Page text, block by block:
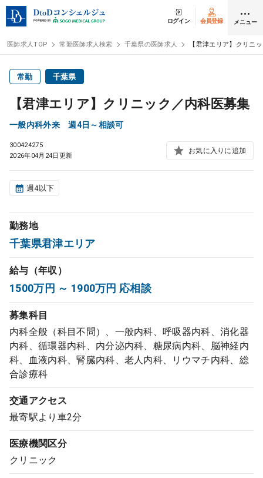
ログイン 会員登録 メニュー
医師求人
常勤検索
非常勤検索
スポット検索 アルバイト
DtoDの転職・アルバイト支援
成功事例
転職ノウハウ
受付時間 9:00 ～ 18:00（平日）
0120-337-613
クリニック開業
医師求人TOP 常勤医師求人検索 千葉県の医師求人 【君津エリア】クリニ
常勤 千葉県
【君津エリア】クリニック／内科医募集
一般内科外来 週4日～相談可
300424275
2026年04月24日更新
お気に入りに追加
週4以下
勤務地
千葉県君津エリア
給与（年収）
1500万円 ～ 1900万円 応相談
募集科目
内科全般（科目不問）、一般内科、呼吸器内科、消化器
内科、循環器内科、内分泌内科、糖尿病内科、脳神経内
科、血液内科、腎臓内科、老人内科、リウマチ内科、総
合診療科
交通アクセス
最寄駅より車2分
医療機関区分
クリニック